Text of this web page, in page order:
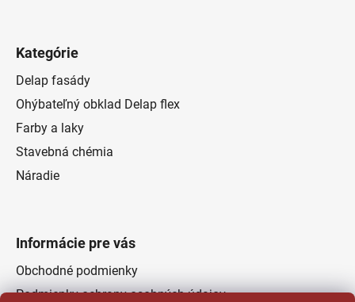
Kategórie
Delap fasády
Ohýbateľný obklad Delap flex
Farby a laky
Stavebná chémia
Náradie
Informácie pre vás
Obchodné podmienky
Podmienky ochrany osobných údajov